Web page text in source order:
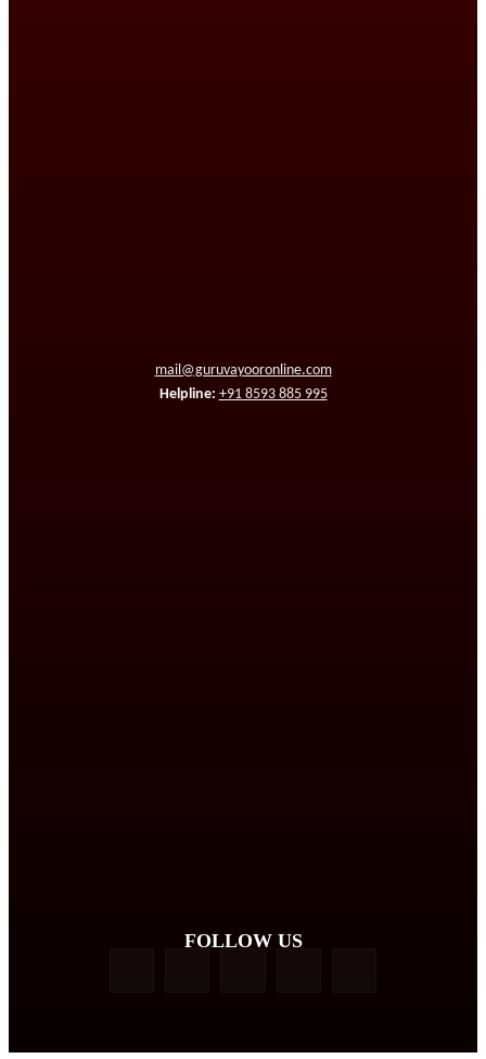
mail@guruvayooronline.com
Helpline: +91 8593 885 995
FOLLOW US